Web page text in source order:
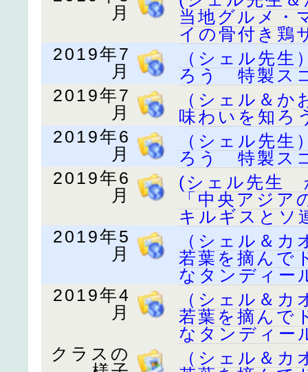
月
当地グルメ・
イの骨付き鶏
2019年7
月
（シェル先
ろう 特製ス
2019年7
月
（シェル＆
味わいを知ろ
2019年6
月
（シェル先
ろう 特製ス
2019年6
月
(シェル先生
「中央アジ
キルギスとソ
2019年5
月
（シェル＆
若葉を摘んで
なタンディー
2019年4
月
（シェル＆
若葉を摘んで
なタンディー
クラスの
（シェル＆